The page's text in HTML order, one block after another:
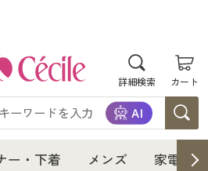
詳細検索 カート
ー・下着 メンズ 家電・